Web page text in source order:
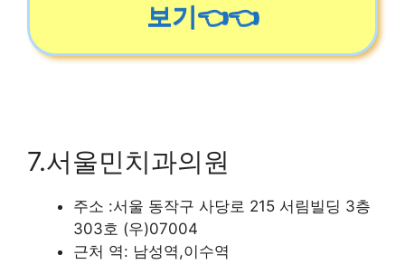
보기👈👈
7.서울민치과의원
주소 :서울 동작구 사당로 215 서림빌딩 3층
303호 (우)07004
근처 역: 남성역,이수역